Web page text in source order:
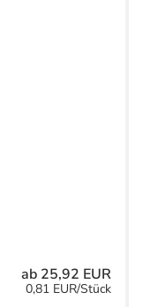
ab 25,92 EUR
0,81 EUR/Stück